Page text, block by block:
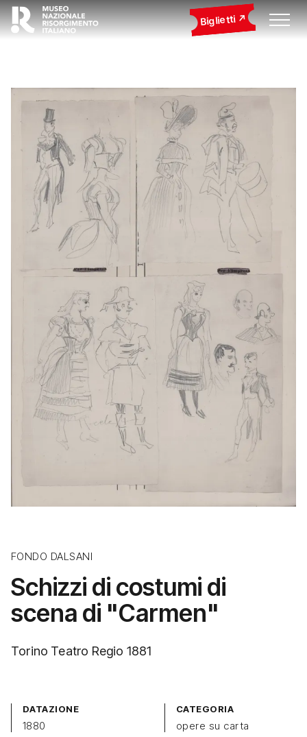
Biglietti
FONDO DALSANI
Schizzi di costumi di
scena di "Carmen"
Torino Teatro Regio 1881
DATAZIONE
1880
CATEGORIA
opere su carta